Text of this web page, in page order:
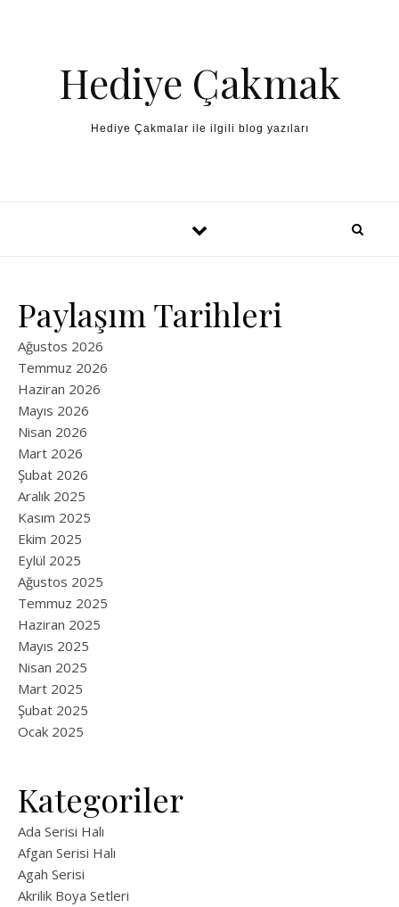
Hediye Çakmak
Hediye Çakmalar ile ilgili blog yazıları
Paylaşım Tarihleri
Ağustos 2026
Temmuz 2026
Haziran 2026
Mayıs 2026
Nisan 2026
Mart 2026
Şubat 2026
Aralık 2025
Kasım 2025
Ekim 2025
Eylül 2025
Ağustos 2025
Temmuz 2025
Haziran 2025
Mayıs 2025
Nisan 2025
Mart 2025
Şubat 2025
Ocak 2025
Kategoriler
Ada Serisi Halı
Afgan Serisi Halı
Agah Serisi
Akrilik Boya Setleri